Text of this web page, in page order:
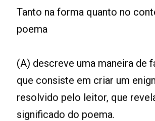
Tanto na forma quanto no
poema
(A) descreve uma maneira de
que consiste em criar um
resolvido pelo leitor, que
significado do poema.